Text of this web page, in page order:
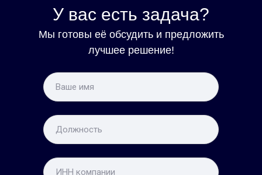
У вас есть задача?
Мы готовы её обсудить и предложить
лучшее решение!